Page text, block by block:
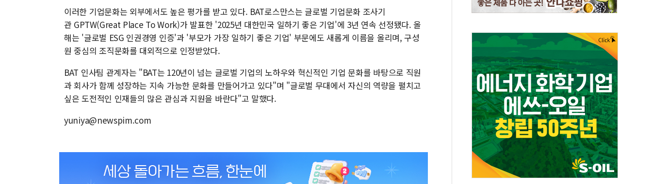
이러한 기업문화는 외부에서도 높은 평가를 받고 있다. BAT로스만스는 글로벌 기업문화 조사기
관 GPTW(Great Place To Work)가 발표한 '2025년 대한민국 일하기 좋은 기업'에 3년 연속 선정됐다. 올
해는 '글로벌 ESG 인권경영 인증'과 '부모가 가장 일하기 좋은 기업' 부문에도 새롭게 이름을 올리며, 구성
원 중심의 조직문화를 대외적으로 인정받았다.
BAT 인사팀 관계자는 "BAT는 120년이 넘는 글로벌 기업의 노하우와 혁신적인 기업 문화를 바탕으로 직원
과 회사가 함께 성장하는 지속 가능한 문화를 만들어가고 있다"며 "글로벌 무대에서 자신의 역량을 펼치고
싶은 도전적인 인재들의 많은 관심과 지원을 바란다"고 말했다.
yuniya@newspim.com